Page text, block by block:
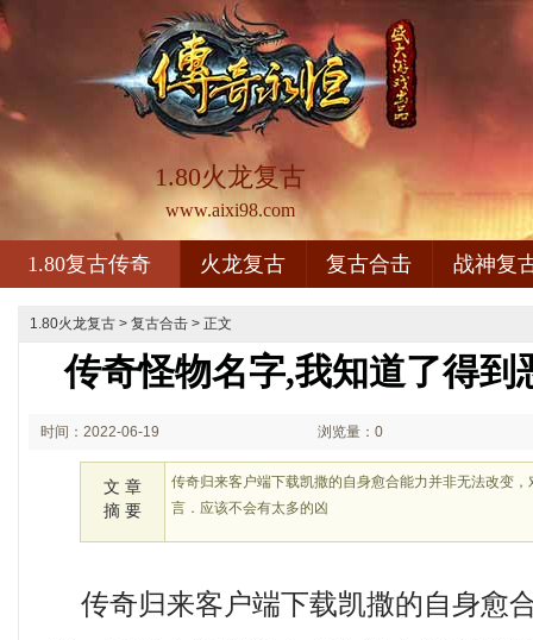
1.80火龙复古
www.aixi98.com
1.80复古传奇 火龙复古 复古合击 战神复
1.80火龙复古 > 复古合击 > 正文
传奇怪物名字,我知道了得到
时间：2022-06-19 浏览量：0
文 章
摘 要
传奇归来客户端下载凯撒的自身愈合能力并非无法改变
言．应该不会有太多的凶
传奇归来客户端下载凯撒的自身愈